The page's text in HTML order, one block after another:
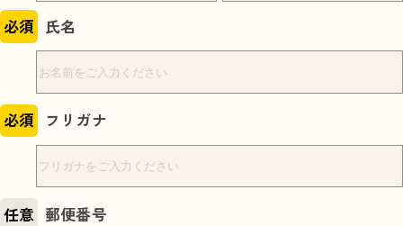
必須 氏名
必須 フリガナ
任意 郵便番号